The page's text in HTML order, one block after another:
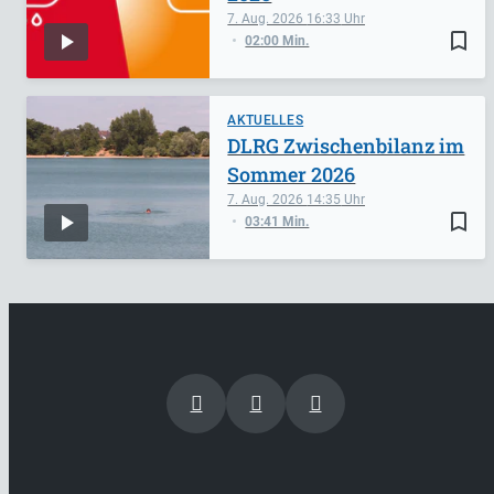
bookmark_border
7. Aug. 2026 16:33
02:00 Min.
AKTUELLES
bookmark_border
7. Aug. 2026 14:35
03:41 Min.
DLRG Zwischenbilanz im
Sommer 2026